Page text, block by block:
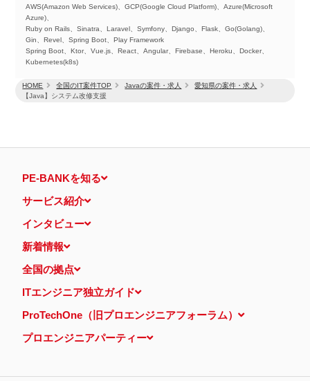
HOME 全国のIT案件TOP Javaの案件・求人
愛知県の案件・求人
【Java】システム改修支援
AWS(Amazon Web Services)、GCP(Google Cloud Platform)、Azure(Microsoft
Azure)、
Ruby on Rails、Sinatra、Laravel、Symfony、Django、Flask、Go(Golang)、
Gin、Revel、Spring Boot、Play Framework
Spring Boot、Ktor、Vue.js、React、Angular、Firebase、Heroku、Docker、
Kubernetes(k8s)
PE-BANKを知る
サービス紹介
インタビュー
新着情報
全国の拠点
ITエンジニア独立ガイド
ProTechOne（旧プロエンジニアフォーラム）
プロエンジニアパーティー